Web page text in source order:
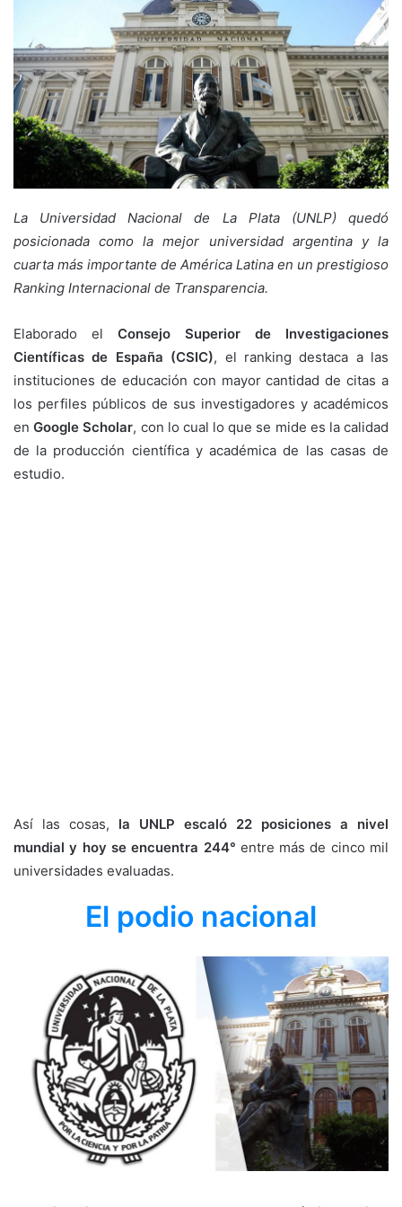
La Universidad Nacional de La Plata (UNLP) quedó
posicionada como la mejor universidad argentina y la
cuarta más importante de América Latina en un prestigioso
Ranking Internacional de Transparencia.
Elaborado el Consejo Superior de Investigaciones
Científicas de España (CSIC), el ranking destaca a las
instituciones de educación con mayor cantidad de citas a
los perfiles públicos de sus investigadores y académicos
enGoogle Scholar, con lo cual lo que se mide es la calidad
de la producción científica y académica de las casas de
estudio.
Así las cosas, la UNLP escaló 22 posiciones a nivel
mundial y hoy se encuentra 244° entre más de cinco mil
universidades evaluadas.
El podio nacional